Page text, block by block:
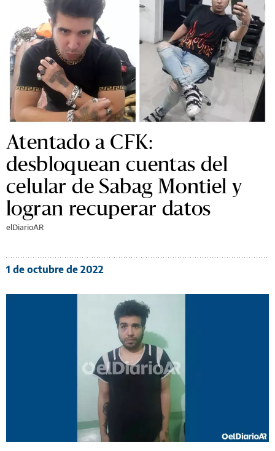
Atentado a CFK:
desbloquean cuentas del
celular de Sabag Montiel y
logran recuperar datos
elDiarioAR
1 de octubre de 2022